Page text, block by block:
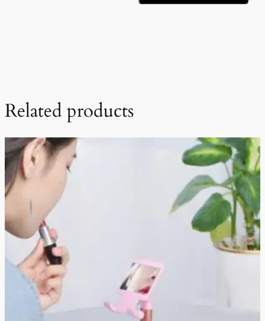
Related products